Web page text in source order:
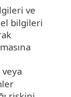
ve
bilgileri